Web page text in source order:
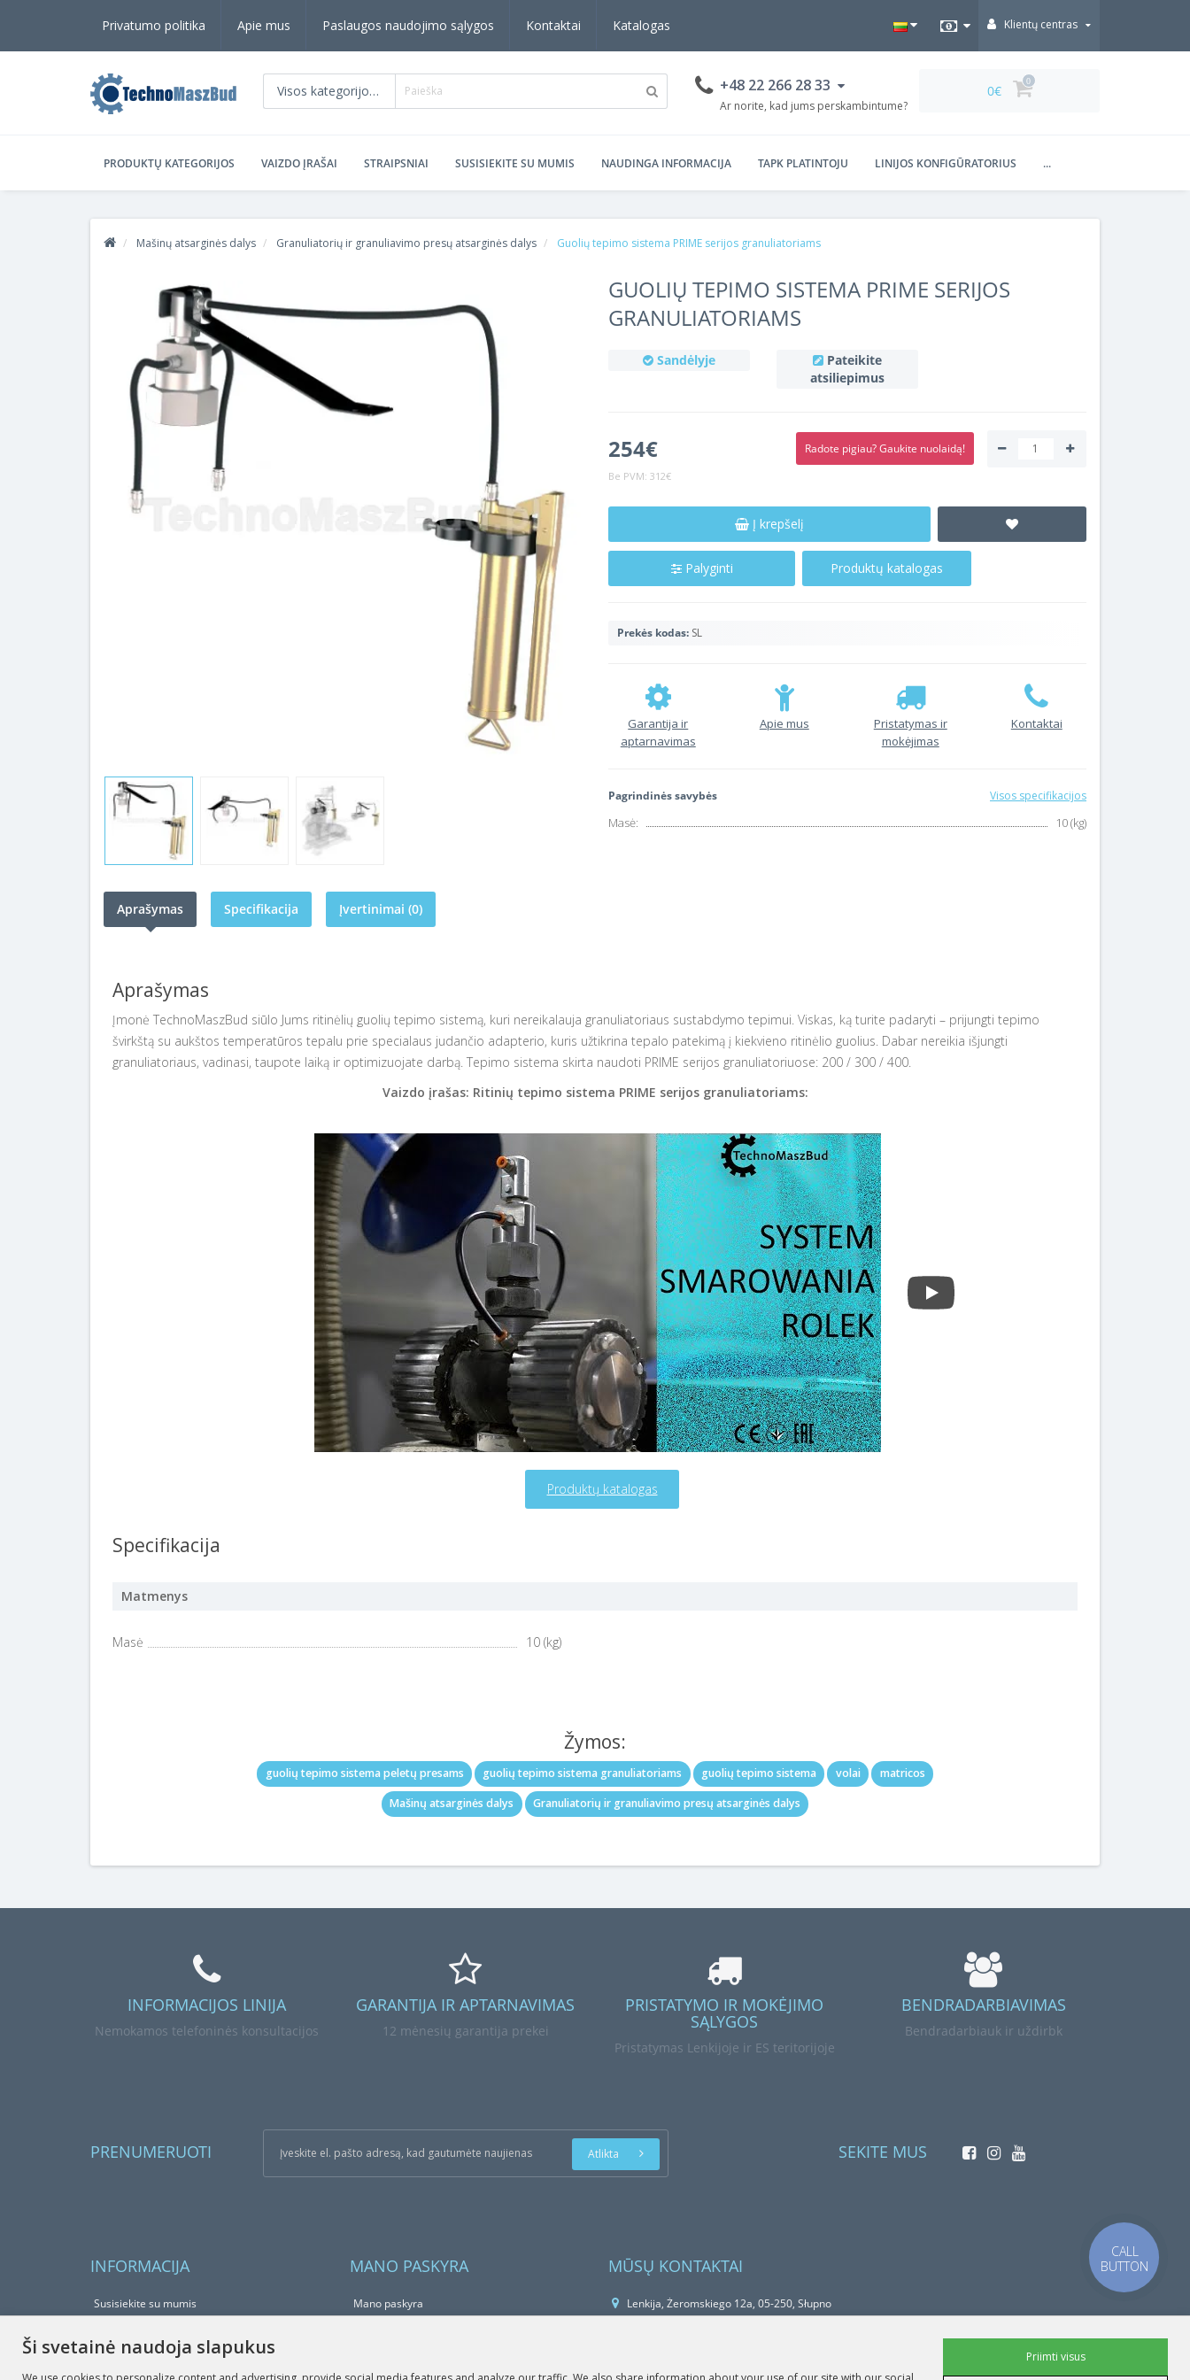
Privatumo politika Apie mus Paslaugos naudojimo sąlygos Kontaktai Katalogas Klientų centras
Visos kategorijos +48 22 266 28 33
Ar norite, kad jums perskambintume?
0€
0
PRODUKTŲ KATEGORIJOS VAIZDO ĮRAŠAI STRAIPSNIAI SUSISIEKITE SU MUMIS NAUDINGA INFORMACIJA TAPK PLATINTOJU LINIJOS KONFIGŪRATORIUS ...
Mašinų atsarginės dalys Granuliatorių ir granuliavimo presų atsarginės dalys Guolių tepimo sistema PRIME serijos granuliatoriams
GUOLIŲ TEPIMO SISTEMA PRIME SERIJOS
GRANULIATORIAMS
Sandėlyje
Pateikite
atsiliepimus
254€
Be PVM: 312€
Radote pigiau? Gaukite nuolaidą!
Į krepšelį
Palyginti Produktų katalogas
Prekės kodas: SL
Garantija ir
aptarnavimas
Apie mus
Pristatymas ir
mokėjimas
Kontaktai
Pagrindinės savybės Visos specifikacijos
Masė: 10 (kg)
Aprašymas Specifikacija Įvertinimai (0)
Aprašymas
Įmonė TechnoMaszBud siūlo Jums ritinėlių guolių tepimo sistemą, kuri nereikalauja granuliatoriaus sustabdymo tepimui. Viskas, ką turite padaryti – prijungti tepimo
švirkštą su aukštos temperatūros tepalu prie specialaus judančio adapterio, kuris užtikrina tepalo patekimą į kiekvieno ritinėlio guolius. Dabar nereikia išjungti
granuliatoriaus, vadinasi, taupote laiką ir optimizuojate darbą. Tepimo sistema skirta naudoti PRIME serijos granuliatoriuose: 200 / 300 / 400.
Vaizdo įrašas: Ritinių tepimo sistema PRIME serijos granuliatoriams:
Produktų katalogas
Specifikacija
Matmenys
Masė 10 (kg)
Žymos:
guolių tepimo sistema peletų presams guolių tepimo sistema granuliatoriams guolių tepimo sistema volai
matricos
Mašinų atsarginės dalys
Granuliatorių ir granuliavimo presų atsarginės dalys
INFORMACIJOS LINIJA
Nemokamos telefoninės konsultacijos
GARANTIJA IR APTARNAVIMAS
12 mėnesių garantija prekei
PRISTATYMO IR MOKĖJIMO
SĄLYGOS
Pristatymas Lenkijoje ir ES teritorijoje
BENDRADARBIAVIMAS
Bendradarbiauk ir uždirbk
PRENUMERUOTI Atlikta SEKITE MUS
INFORMACIJA
Susisiekite su mumis
Parduotuvės žemėlapis
MANO PASKYRA
Mano paskyra
MŪSŲ KONTAKTAI
Lenkija, Żeromskiego 12a, 05-250, Słupno
Ši svetainė naudoja slapukus Priimti visus
CALL
BUTTON